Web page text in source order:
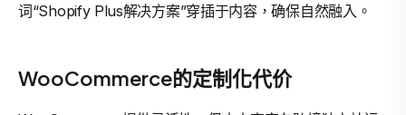
词“Shopify Plus解决方案”穿插于内容，确保自然融入。
WooCommerce的定制化代价